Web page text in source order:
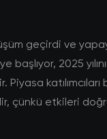
geçirdi ve
başlıyor, 2025
katılımcıları
çünkü etkileri